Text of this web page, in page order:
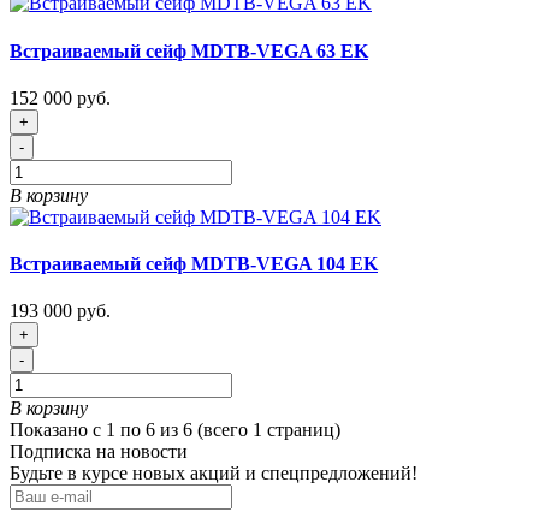
Встраиваемый сейф MDTB-VEGA 63 EK
152 000 руб.
+
-
В корзину
Встраиваемый сейф MDTB-VEGA 104 EK
193 000 руб.
+
-
В корзину
Показано с 1 по 6 из 6 (всего 1 страниц)
Подписка на новости
Будьте в курсе новых акций и спецпредложений!